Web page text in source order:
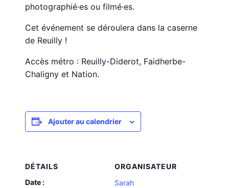
photographié·es ou filmé·es.
Cet événement se déroulera dans la caserne
de Reuilly !
Accès métro : Reuilly-Diderot, Faidherbe-
Chaligny et Nation.
Ajouter au calendrier
DÉTAILS
Date :
ORGANISATEUR
Sarah